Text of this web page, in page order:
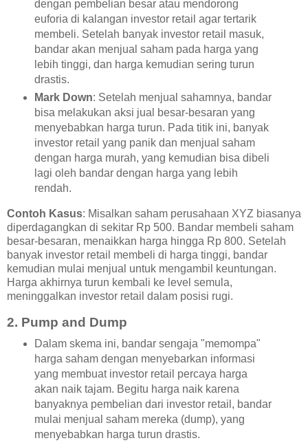
dengan pembelian besar atau mendorong
euforia di kalangan investor retail agar tertarik
membeli. Setelah banyak investor retail masuk,
bandar akan menjual saham pada harga yang
lebih tinggi, dan harga kemudian sering turun
drastis.
Mark Down: Setelah menjual sahamnya, bandar
bisa melakukan aksi jual besar-besaran yang
menyebabkan harga turun. Pada titik ini, banyak
investor retail yang panik dan menjual saham
dengan harga murah, yang kemudian bisa dibeli
lagi oleh bandar dengan harga yang lebih
rendah.
Contoh Kasus: Misalkan saham perusahaan XYZ biasanya
diperdagangkan di sekitar Rp 500. Bandar membeli saham
besar-besaran, menaikkan harga hingga Rp 800. Setelah
banyak investor retail membeli di harga tinggi, bandar
kemudian mulai menjual untuk mengambil keuntungan.
Harga akhirnya turun kembali ke level semula,
meninggalkan investor retail dalam posisi rugi.
2. Pump and Dump
Dalam skema ini, bandar sengaja "memompa"
harga saham dengan menyebarkan informasi
yang membuat investor retail percaya harga
akan naik tajam. Begitu harga naik karena
banyaknya pembelian dari investor retail, bandar
mulai menjual saham mereka (dump), yang
menyebabkan harga turun drastis.